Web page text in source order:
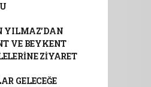
YILMAZ’DAN
VE BEYKENT
ZİYARET
GELECEĞE